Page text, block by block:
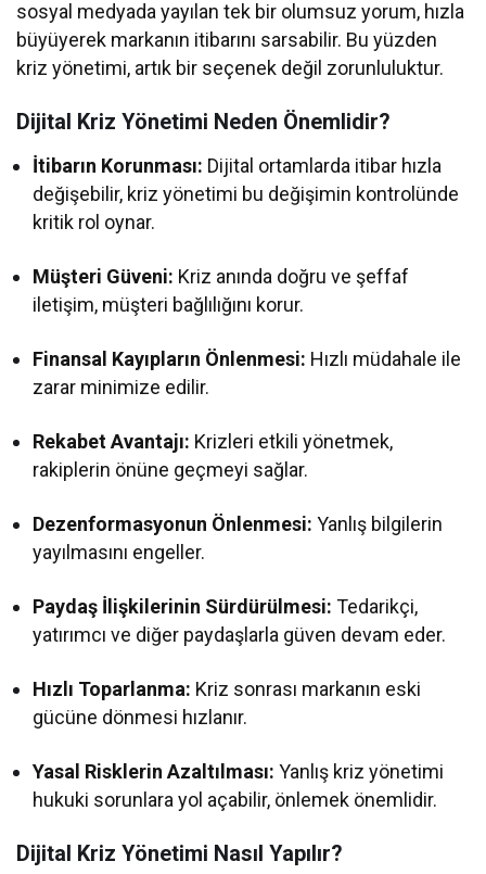
sosyal medyada yayılan tek bir olumsuz yorum, hızla
büyüyerek markanın itibarını sarsabilir. Bu yüzden
kriz yönetimi, artık bir seçenek değil zorunluluktur.
Dijital Kriz Yönetimi Neden Önemlidir?
İtibarın Korunması: Dijital ortamlarda itibar hızla
değişebilir, kriz yönetimi bu değişimin kontrolünde
kritik rol oynar.
Müşteri Güveni: Kriz anında doğru ve şeffaf
iletişim, müşteri bağlılığını korur.
Finansal Kayıpların Önlenmesi: Hızlı müdahale ile
zarar minimize edilir.
Rekabet Avantajı: Krizleri etkili yönetmek,
rakiplerin önüne geçmeyi sağlar.
Dezenformasyonun Önlenmesi: Yanlış bilgilerin
yayılmasını engeller.
Paydaş İlişkilerinin Sürdürülmesi: Tedarikçi,
yatırımcı ve diğer paydaşlarla güven devam eder.
Hızlı Toparlanma: Kriz sonrası markanın eski
gücüne dönmesi hızlanır.
Yasal Risklerin Azaltılması: Yanlış kriz yönetimi
hukuki sorunlara yol açabilir, önlemek önemlidir.
Dijital Kriz Yönetimi Nasıl Yapılır?